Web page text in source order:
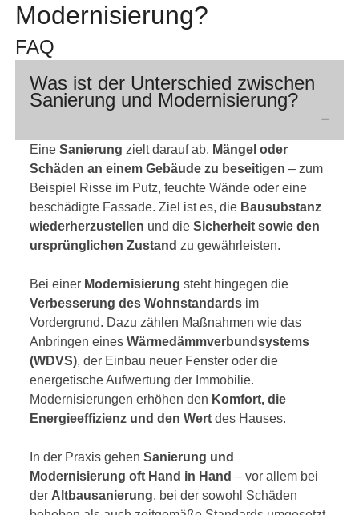
Modernisierung?
FAQ
Was ist der Unterschied zwischen
Sanierung und Modernisierung?
Eine Sanierung zielt darauf ab, Mängel oder
Schäden an einem Gebäude zu beseitigen – zum
Beispiel Risse im Putz, feuchte Wände oder eine
beschädigte Fassade. Ziel ist es, die Bausubstanz
wiederherzustellen und die Sicherheit sowie den
ursprünglichen Zustand zu gewährleisten.
Bei einer Modernisierung steht hingegen die
Verbesserung des Wohnstandardsim
Vordergrund. Dazu zählen Maßnahmen wie das
Anbringen eines Wärmedämmverbundsystems
(WDVS), der Einbau neuer Fenster oder die
energetische Aufwertung der Immobilie.
Modernisierungen erhöhen den Komfort, die
Energieeffizienz und den Wertdes Hauses.
In der Praxis gehen Sanierung und
Modernisierung oft Hand in Hand – vor allem bei
der Altbausanierung, bei der sowohl Schäden